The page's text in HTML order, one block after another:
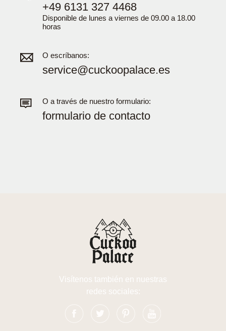
+49 6131 327 4468
Disponible de lunes a viernes de 09.00 a 18.00
horas
O escríbanos:
service@cuckoopalace.es
O a través de nuestro formulario:
formulario de contacto
Visítenos también en nuestras
redes sociales: